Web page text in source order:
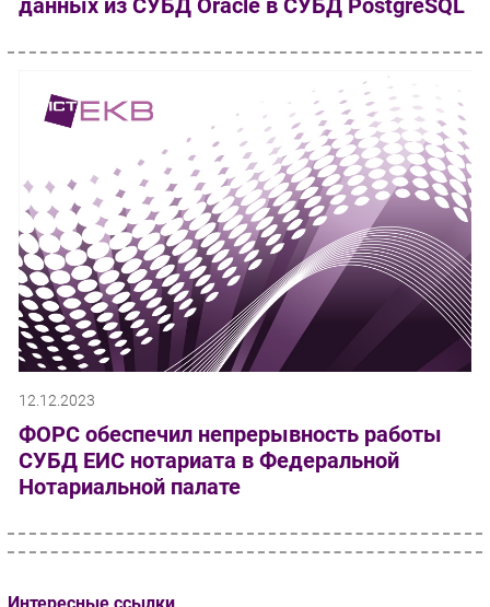
данных из СУБД Oracle в СУБД PostgreSQL
12.12.2023
ФОРС обеспечил непрерывность работы
СУБД ЕИС нотариата в Федеральной
Нотариальной палате